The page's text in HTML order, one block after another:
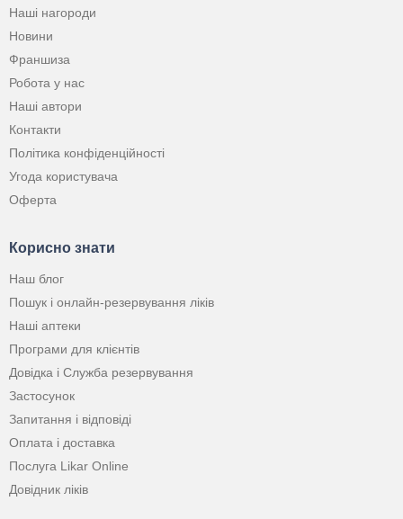
Наші нагороди
Новини
Франшиза
Робота у нас
Наші автори
Контакти
Політика конфіденційності
Угода користувача
Оферта
Корисно знати
Наш блог
Пошук і онлайн-резервування ліків
Наші аптеки
Програми для клієнтів
Довідка і Служба резервування
Застосунок
Запитання і відповіді
Оплата і доставка
Послуга Likar Online
Довідник ліків